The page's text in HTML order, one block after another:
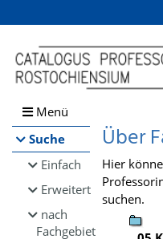
Browsen
direkt zum Inhalt
Menü
Suche
Einfach
Erweitert
nach
Fachgebiet
Über
Hier
suchen.